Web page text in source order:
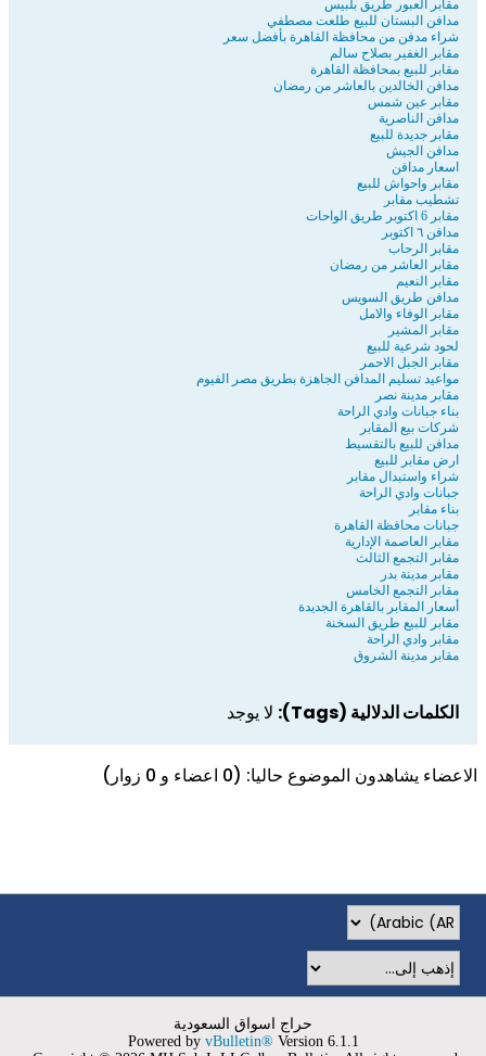
مقابر العبور طريق بلبيس
مدافن البستان للبيع طلعت مصطفي
شراء مدفن من محافظة القاهرة بأفضل سعر
مقابر الغفير بصلاح سالم
مقابر للبيع بمحافظة القاهرة
مدافن الخالدين بالعاشر من رمضان
مقابر عين شمس
مدافن الناصرية
مقابر جديدة للبيع
مدافن الجيش
اسعار مدافن
مقابر واحواش للبيع
تشطيب مقابر
مقابر 6 اكتوبر طريق الواحات
مدافن ٦ اكتوبر
مقابر الرحاب
مقابر العاشر من رمضان
مقابر النعيم
مدافن طريق السويس
مقابر الوفاء والامل
مقابر المشير
لحود شرعية للبيع
مقابر الجبل الاحمر
مواعيد تسليم المدافن الجاهزة بطريق مصر الفيوم
مقابر مدينة نصر
بناء جبانات وادي الراحة
شركات بيع المقابر
مدافن للبيع بالتقسيط
ارض مقابر للبيع
شراء واستبدال مقابر
جبانات وادي الراحة
بناء مقابر
جبانات محافظة القاهرة
مقابر العاصمة الإدارية
مقابر التجمع الثالث
مقابر مدينة بدر
مقابر التجمع الخامس
أسعار المقابر بالقاهرة الجديدة
مقابر للبيع طريق السخنة
مقابر وادي الراحة
مقابر مدينة الشروق
الكلمات الدلالية (Tags): لا يوجد
الاعضاء يشاهدون الموضوع حاليا: (0 اعضاء و 0 زوار)
حراج اسواق السعودية
Powered by vBulletin® Version 6.1.1